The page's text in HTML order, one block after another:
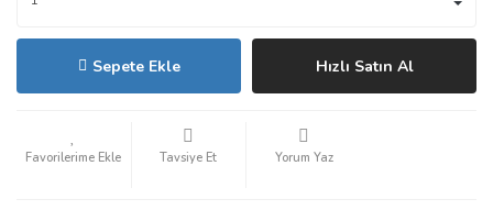
Sepete Ekle Hızlı Satın Al
Tavsiye Et Yorum Yaz